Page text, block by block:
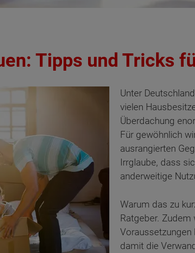
Tipps und Tricks
Unter
vielen
Überdachung
Für gewöhnlich
ausrangierten
Irrglaube, dass
anderweitige
Warum das zu
Ratgeber. Zudem
Voraussetzungen
damit die